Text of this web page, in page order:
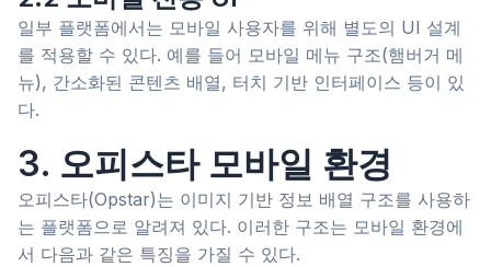
일부 플랫폼에서는 모바일 사용자를 위해 별도의 UI 설계
를 적용할 수 있다. 예를 들어 모바일 메뉴 구조(햄버거 메
뉴), 간소화된 콘텐츠 배열, 터치 기반 인터페이스 등이 있
다.
3. 오피스타 모바일 환경
오피스타(Opstar)는 이미지 기반 정보 배열 구조를 사용하
는 플랫폼으로 알려져 있다. 이러한 구조는 모바일 환경에
서 다음과 같은 특징을 가질 수 있다.